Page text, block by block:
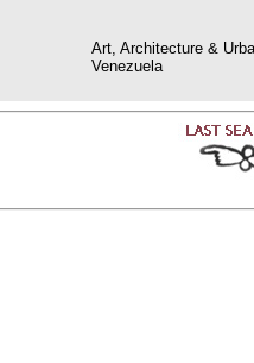
Art, Architecture &
Venezuela